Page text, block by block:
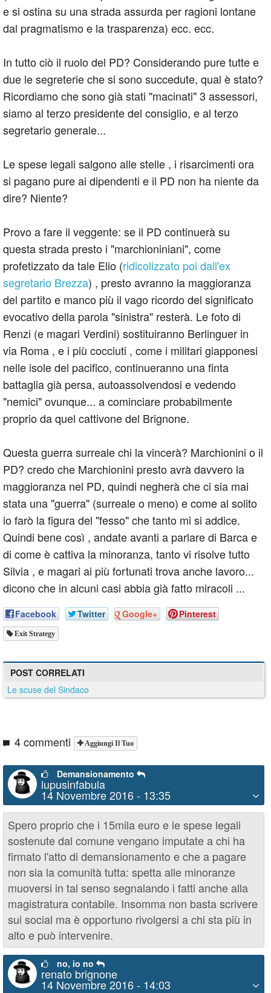
e si ostina su una strada assurda per ragioni lontane
dal pragmatismo e la trasparenza) ecc. ecc.
In tutto ciò il ruolo del PD? Considerando pure tutte e
due le segreterie che si sono succedute, qual è stato?
Ricordiamo che sono già stati "macinati" 3 assessori,
siamo al terzo presidente del consiglio, e al terzo
segretario generale...
Le spese legali salgono alle stelle , i risarcimenti ora
si pagano pure ai dipendenti e il PD non ha niente da
dire? Niente?
Provo a fare il veggente: se il PD continuerà su
questa strada presto i "marchioniniani", come
profetizzato da tale Elio (ridicolizzato poi dall'ex
segretario Brezza) , presto avranno la maggioranza
del partito e manco più il vago ricordo del significato
evocativo della parola "sinistra" resterà. Le foto di
Renzi (e magari Verdini) sostituiranno Berlinguer in
via Roma , e i più cocciuti , come i militari giapponesi
nelle isole del pacifico, continueranno una finta
battaglia già persa, autoassolvendosi e vedendo
"nemici" ovunque... a cominciare probabilmente
proprio da quel cattivone del Brignone.
Questa guerra surreale chi la vincerà? Marchionini o il
PD? credo che Marchionini presto avrà davvero la
maggioranza nel PD, quindi negherà che ci sia mai
stata una "guerra" (surreale o meno) e come al solito
io farò la figura del "fesso" che tanto mi si addice.
Quindi bene così , andate avanti a parlare di Barca e
di come è cattiva la minoranza, tanto vi risolve tutto
Silvia , e magari ai più fortunati trova anche lavoro...
dicono che in alcuni casi abbia già fatto miracoli ...
Facebook Twitter Google+ Pinterest
Exit Strategy
POST CORRELATI
Le scuse del Sindaco
4 commenti Aggiungi Il Tuo
Demansionamento
lupusinfabula
14 Novembre 2016 - 13:35
Spero proprio che i 15mila euro e le spese legali
sostenute dal comune vengano imputate a chi ha
firmato l'atto di demansionamento e che a pagare
non sia la comunità tutta: spetta alle minoranze
muoversi in tal senso segnalando i fatti anche alla
magistratura contabile. Insomma non basta scrivere
sui social ma è opportuno rivolgersi a chi sta più in
alto e può intervenire.
no, io no
renato brignone
14 Novembre 2016 - 14:03